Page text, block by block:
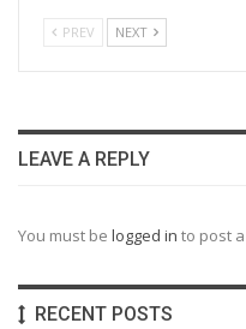
PREV NEXT
LEAVE A REPLY
You must be logged in to post
RECENT POSTS